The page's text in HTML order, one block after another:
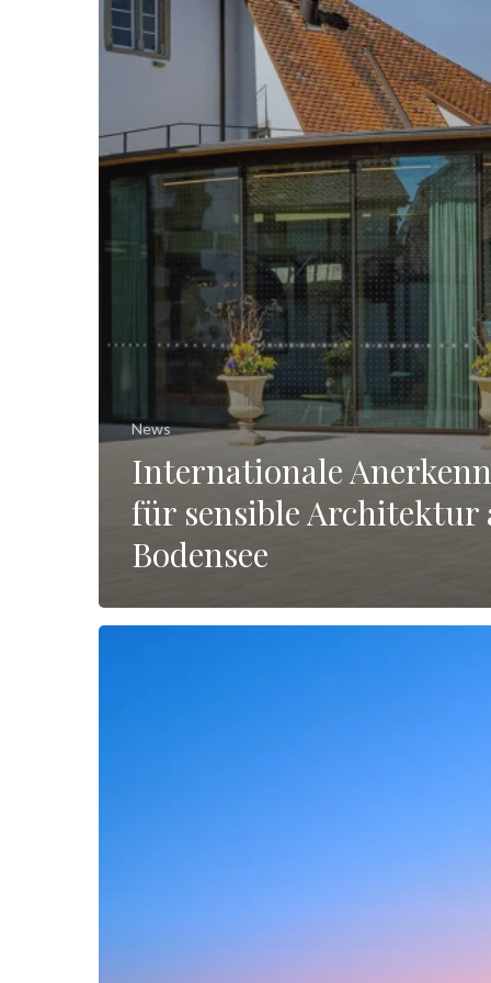
News
Internationale
für sensible Architektur
Bodensee